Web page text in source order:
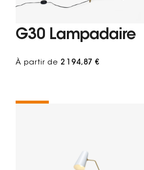
G30 Lampadaire
À partir de 2 194,87 €